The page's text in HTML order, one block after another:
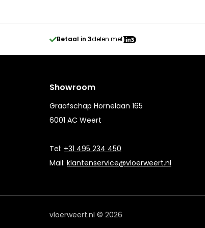
Betaal in 3delen met
Showroom
Graafschap Hornelaan 165
6001 AC Weert
Tel: +31 495 234 450
Mail: klantenservice@vloerweert.nl
vloerweert.nl © 2026